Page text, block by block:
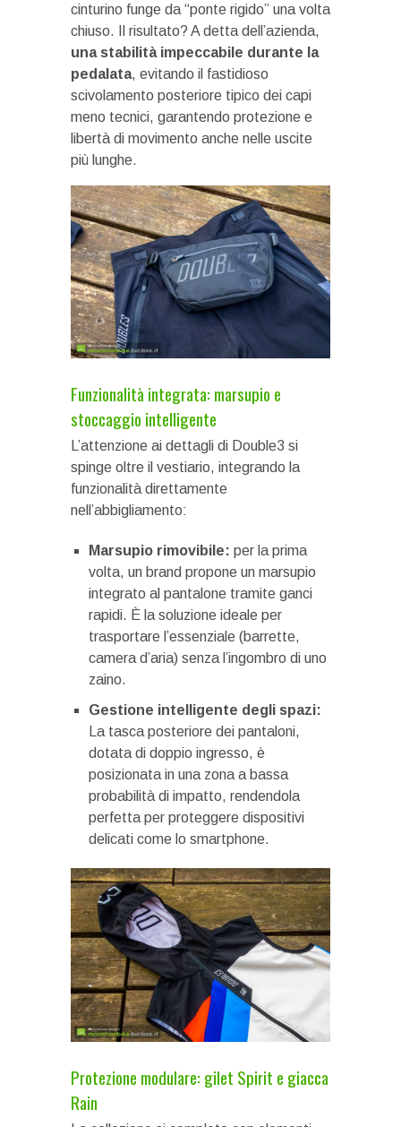
cinturino funge da “ponte rigido” una volta
chiuso. Il risultato? A detta dell’azienda,
una stabilità impeccabile durante la
pedalata, evitando il fastidioso
scivolamento posteriore tipico dei capi
meno tecnici, garantendo protezione e
libertà di movimento anche nelle uscite
più lunghe.
Funzionalità integrata: marsupio e
stoccaggio intelligente
L’attenzione ai dettagli di Double3 si
spinge oltre il vestiario, integrando la
funzionalità direttamente
nell’abbigliamento:
Marsupio rimovibile: per la prima
volta, un brand propone un marsupio
integrato al pantalone tramite ganci
rapidi. È la soluzione ideale per
trasportare l’essenziale (barrette,
camera d’aria) senza l’ingombro di uno
zaino.
Gestione intelligente degli spazi:
La tasca posteriore dei pantaloni,
dotata di doppio ingresso, è
posizionata in una zona a bassa
probabilità di impatto, rendendola
perfetta per proteggere dispositivi
delicati come lo smartphone.
Protezione modulare: gilet Spirit e giacca
Rain